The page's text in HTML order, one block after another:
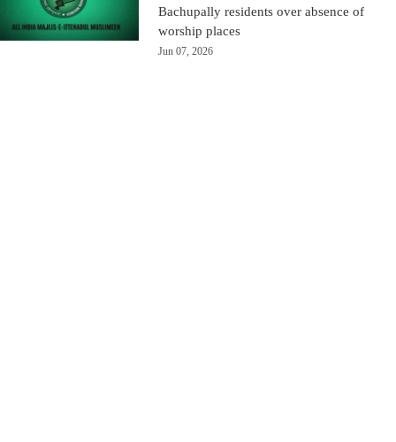
Bachupally residents over absence of
worship places
Jun 07, 2026